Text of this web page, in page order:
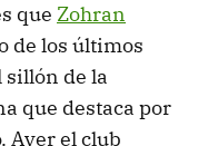
que Zohran
de los últimos
sillón de la
que destaca por
Ayer el club